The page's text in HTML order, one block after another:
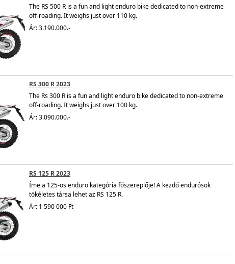
The RS 500 R is a fun and light enduro bikededicated to non-extreme
off-roading. It weighs just over 110 kg.
Ár: 3.190.000.-
RS 300 R 2023
The Rs 300 R is a fun and light enduro bikededicated to non-extreme
off-roading. It weighs just over 100 kg.
Ár: 3.090.000.-
RS 125 R 2023
Íme a 125-ös enduro kategória főszereplője! A kezdő endurósok
tökéletes társa lehet az RS 125 R.
Ár: 1 590 000 Ft